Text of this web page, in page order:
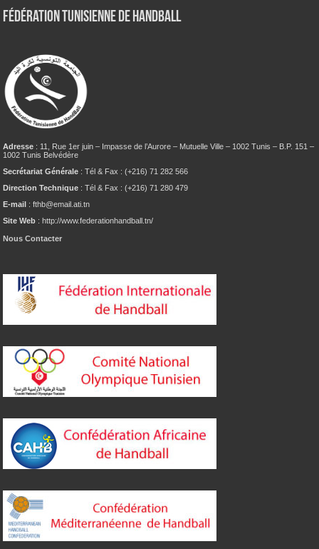
Fédération tunisienne de Handball
Adresse : 11, Rue 1er juin – Impasse de l’Aurore – Mutuelle Ville – 1002 Tunis – B.P. 151 –
1002 Tunis Belvédère
Secrétariat Générale : Tél & Fax : (+216) 71 282 566
Direction Technique : Tél & Fax : (+216) 71 280 479
E-mail : fthb@email.ati.tn
Site Web : http://www.federationhandball.tn/
Nous Contacter